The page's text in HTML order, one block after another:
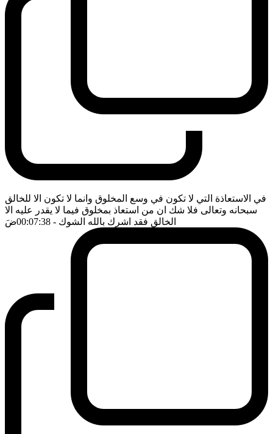
في الاستعاذة التي لا تكون في وسع المخلوق وانما لا تكون الا للخالق
سبحانه وتعالى فلا شك ان من استعاذ بمخلوق فيما لا يقدر عليه الا
الخالق فقد اشرك بالله الشوك - 00:07:38 ضَ